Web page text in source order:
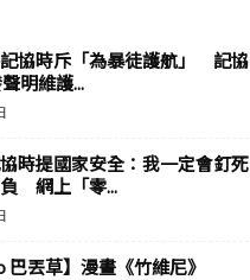
協時斥「為暴徒護航」 記協
明維護...
時提國家安全：我一定會釘死
網上「零...
巴丟草】漫畫《竹維尼》